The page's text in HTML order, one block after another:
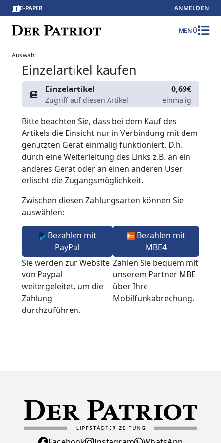
E-PAPER ANMELDEN
MENÜ
Auswahl
Einzelartikel kaufen
Einzelartikel
Zugriff auf diesen Artikel
0,69€
einmalig
Bitte beachten Sie, dass bei dem Kauf des
Artikels die Einsicht nur in Verbindung mit dem
genutzten Gerät einmalig funktioniert. D.h.
durch eine Weiterleitung des Links z.B. an ein
anderes Gerät oder an einen anderen User
erlischt die Zugangsmöglichkeit.
Zwischen diesen Zahlungsarten können Sie
auswählen:
Bezahlen mit
PayPal
Sie werden zur Website
von Paypal
weitergeleitet, um die
Zahlung
durchzuführen.
Bezahlen mit
MBE4
Zahlen Sie bequem mit
unserem Partner MBE
über Ihre
Mobilfunkabrechung.